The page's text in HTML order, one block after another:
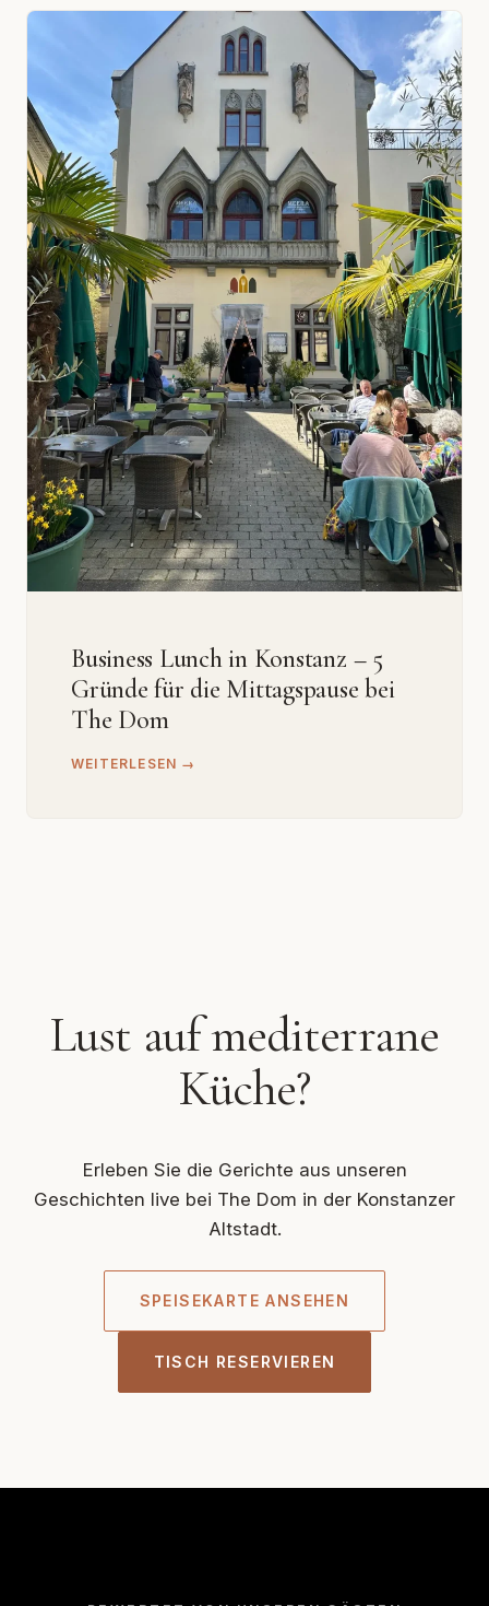
Business Lunch in Konstanz – 5
Gründe für die Mittagspause bei
The Dom
WEITERLESEN →
Lust auf mediterrane
Küche?
Erleben Sie die Gerichte aus unseren
Geschichten live bei The Dom in der Konstanzer
Altstadt.
SPEISEKARTE ANSEHEN
TISCH RESERVIEREN